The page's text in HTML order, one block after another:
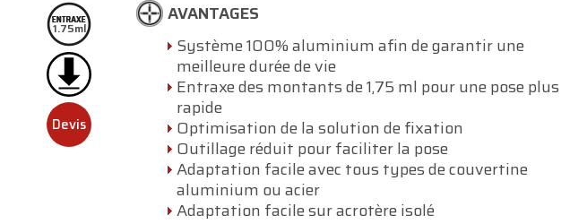
1.75ml
Devis
AVANTAGES
Système 100% aluminium afin de garantir une
meilleure durée de vie
Entraxe des montants de 1,75 ml pour une pose plus
rapide
Optimisation de la solution de fixation
Outillage réduit pour faciliter la pose
Adaptation facile avec tous types de couvertine
aluminium ou acier
Adaptation facile sur acrotère isolé